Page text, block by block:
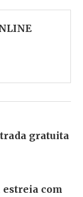
gratuita
com